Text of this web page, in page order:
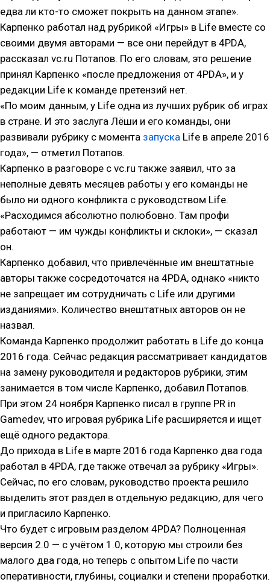
едва ли кто-то сможет покрыть на данном этапе».
Карпенко работал над рубрикой «Игры» в Life вместе со
своими двумя авторами — все они перейдут в 4PDA,
рассказал vc.ru Потапов. По его словам, это решение
принял Карпенко «после предложения от 4PDA», и у
редакции Life к команде претензий нет.
«По моим данным, у Life одна из лучших рубрик об играх
в стране. И это заслуга Лёши и его команды, они
развивали рубрику с момента запуска Life в апреле 2016
года», — отметил Потапов.
Карпенко в разговоре с vc.ru также заявил, что за
неполные девять месяцев работы у его команды не
было ни одного конфликта с руководством Life.
«Расходимся абсолютно полюбовно. Там профи
работают — им чужды конфликты и склоки», — сказал
он.
Карпенко добавил, что привлечённые им внештатные
авторы также сосредоточатся на 4PDA, однако «никто
не запрещает им сотрудничать с Life или другими
изданиями». Количество внештатных авторов он не
назвал.
Команда Карпенко продолжит работать в Life до конца
2016 года. Сейчас редакция рассматривает кандидатов
на замену руководителя и редакторов рубрики, этим
занимается в том числе Карпенко, добавил Потапов.
При этом 24 ноября Карпенко писал в группе PR in
Gamedev, что игровая рубрика Life расширяется и ищет
ещё одного редактора.
До прихода в Life в марте 2016 года Карпенко два года
работал в 4PDA, где также отвечал за рубрику «Игры».
Сейчас, по его словам, руководство проекта решило
выделить этот раздел в отдельную редакцию, для чего
и пригласило Карпенко.
Что будет с игровым разделом 4PDA? Полноценная
версия 2.0 — с учётом 1.0, которую мы строили без
малого два года, но теперь с опытом Life по части
оперативности, глубины, социалки и степени проработки.